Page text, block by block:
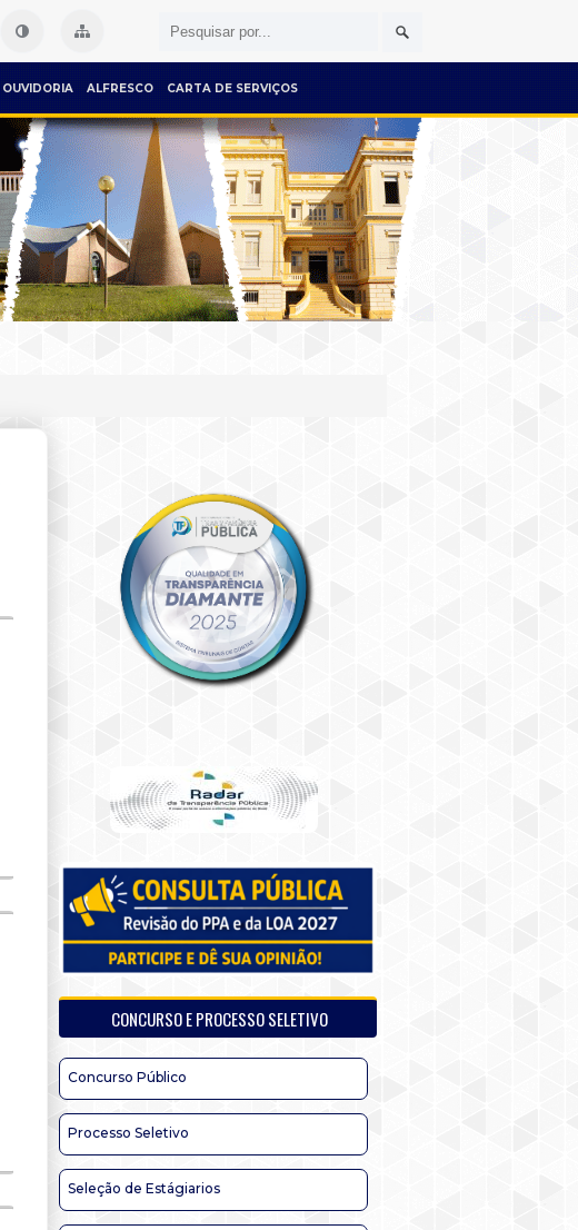
OUVIDORIA ALFRESCO CARTA DE SERVIÇOS
CONCURSO E PROCESSO SELETIVO
Concurso Público
Processo Seletivo
Seleção de Estágiarios